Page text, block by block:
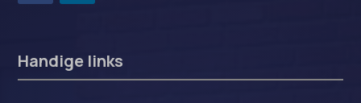
Handige links